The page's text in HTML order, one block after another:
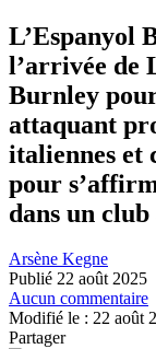
L’Espanyol
l’arrivée de
Burnley
attaquant
italiennes et
pour
dans un
Arsène Kegne
Publié 22 août 2025
Aucun commentaire
Modifié le : 22 août
Partager